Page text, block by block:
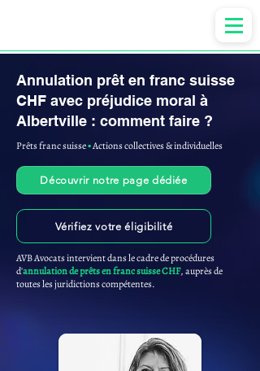
Annulation prêt en franc suisse
CHF avec préjudice moral à
Albertville : comment faire ?
Prêts franc suisse▪︎Actions collectives & individuelles
Découvrir notre page dédiée
Vérifiez votre éligibilité
AVB Avocats intervient dans le cadre de procédures
d'annulation de prêts en franc suisse CHF, auprès de
toutes les juridictions compétentes.